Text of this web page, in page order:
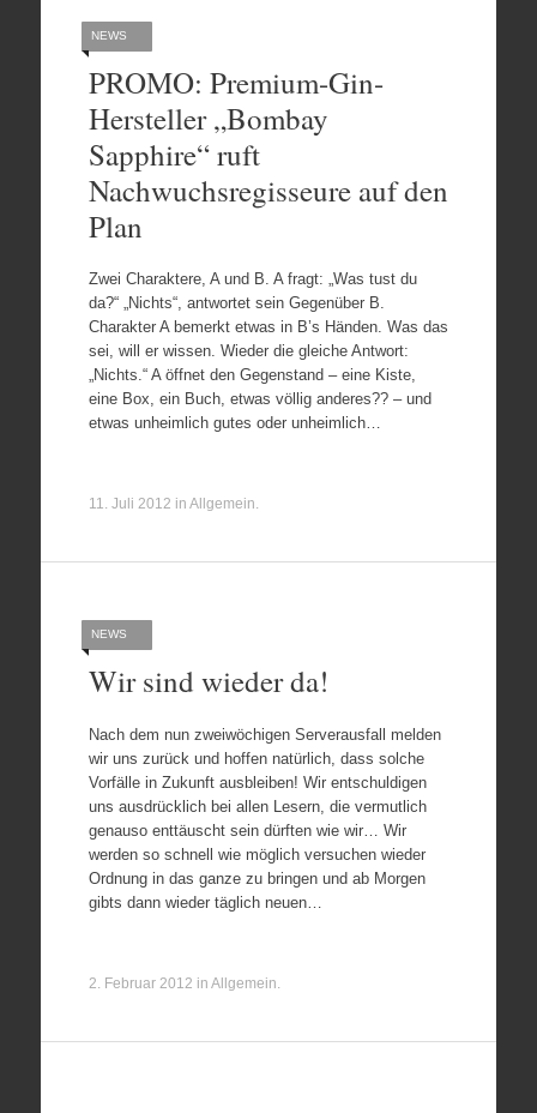
NEWS
PROMO: Premium-Gin-
Hersteller „Bombay
Sapphire“ ruft
Nachwuchsregisseure auf den
Plan
Zwei Charaktere, A und B. A fragt: „Was tust du
da?“ „Nichts“, antwortet sein Gegenüber B.
Charakter A bemerkt etwas in B’s Händen. Was das
sei, will er wissen. Wieder die gleiche Antwort:
„Nichts.“ A öffnet den Gegenstand – eine Kiste,
eine Box, ein Buch, etwas völlig anderes?? – und
etwas unheimlich gutes oder unheimlich…
11. Juli 2012 in Allgemein.
NEWS
Wir sind wieder da!
Nach dem nun zweiwöchigen Serverausfall melden
wir uns zurück und hoffen natürlich, dass solche
Vorfälle in Zukunft ausbleiben! Wir entschuldigen
uns ausdrücklich bei allen Lesern, die vermutlich
genauso enttäuscht sein dürften wie wir… Wir
werden so schnell wie möglich versuchen wieder
Ordnung in das ganze zu bringen und ab Morgen
gibts dann wieder täglich neuen…
2. Februar 2012 in Allgemein